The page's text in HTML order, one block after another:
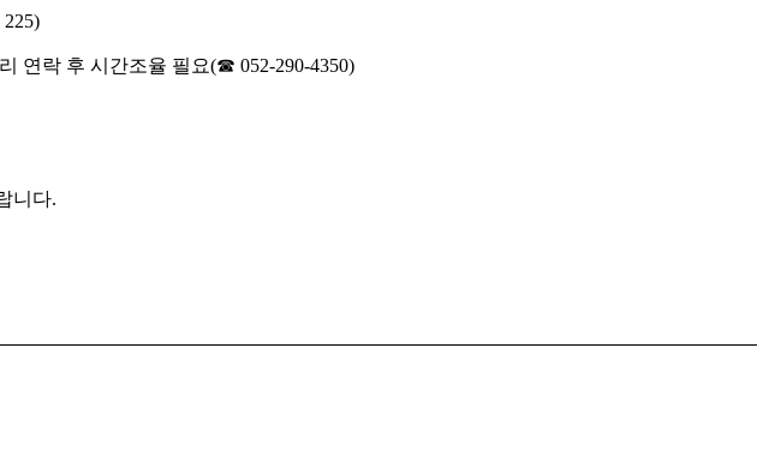
225)
연락 후 시간조율 필요(☎ 052-290-4350)
니다.